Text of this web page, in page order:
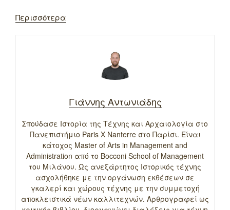
Περισσότερα
Γιάννης Αντωνιάδης
Σπούδασε Ιστορία της Τέχνης και Αρχαιολογία στο
Πανεπιστήμιο Paris X Nanterre στο Παρίσι. Είναι
κάτοχος Master of Arts in Management and
Administration από το Bocconi School of Management
του Μιλάνου. Ως ανεξάρτητος Ιστορικός τέχνης
ασχολήθηκε με την οργάνωση εκθέσεων σε
γκαλερί και χώρους τέχνης με την συμμετοχή
αποκλειστικά νέων καλλιτεχνών. Αρθρογραφεί ως